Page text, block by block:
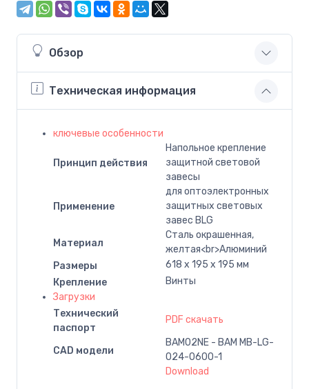
Обзор
Техническая информация
ключевые особенности
Принцип действия
Напольное крепление
защитной световой
завесы
Применение
для оптоэлектронных
защитных световых
завес BLG
Материал
Сталь окрашенная,
желтая<br>Алюминий
Размеры
618 x 195 x 195 мм
Крепление
Винты
Загрузки
Технический
паспорт
PDF скачать
CAD модели
BAM02NE - BAM MB-LG-
024-0600-1
Download